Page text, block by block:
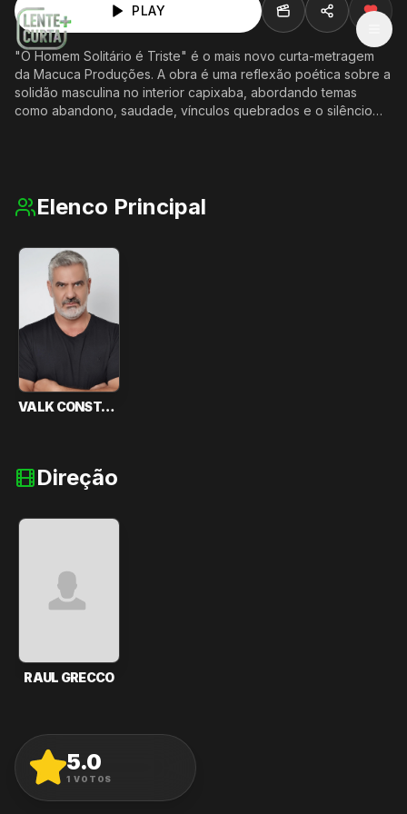
PLAY
"O Homem Solitário é Triste" é o mais novo curta-metragem
da Macuca Produções. A obra é uma reflexão poética sobre a
solidão masculina no interior capixaba, abordando temas
como abandono, saudade, vínculos quebrados e o silêncio
Elenco Principal
VALK CONSTANTINO
Direção
RAUL GRECCO
5.0
1 VOTOS